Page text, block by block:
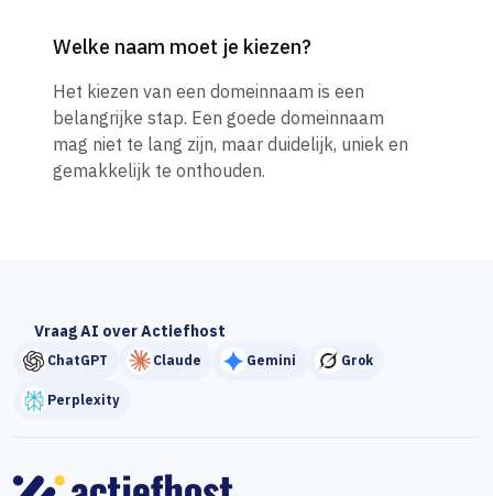
Welke naam moet je kiezen?
Het kiezen van een domeinnaam is een
belangrijke stap. Een goede domeinnaam
mag niet te lang zijn, maar duidelijk, uniek en
gemakkelijk te onthouden.
Vraag AI over Actiefhost
ChatGPT Claude Gemini Grok
Perplexity